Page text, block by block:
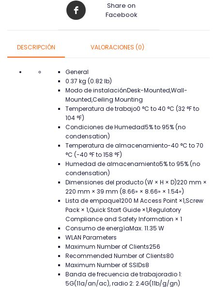
Share on
Facebook
DESCRIPCIÓN VALORACIONES (0)
General
0.37 kg (0.82 lb)
Modo de instalaciónDesk-Mounted,Wall-
Mounted,Ceiling Mounting
Temperatura de trabajo0 °C to 40 °C (32 °F to
104 °F)
Condiciones de Humedad5% to 95% (no
condensation)
Temperatura de almacenamiento-40 °C to 70
°C (-40 °F to 158 °F)
Humedad de almacenamiento5% to 95% (no
condensation)
Dimensiones del producto (W × H × D)220 mm ×
220 mm × 39 mm (8.66» × 8.66» × 1.54»)
Lista de empaque1200 M Access Point ×1,Screw
Pack × 1,Quick Start Guide ×1,Regulatory
Compliance and Safety Information × 1
Consumo de energíaMax. 11.35 W
WLAN Parameters
Maximum Number of Clients256
Recommended Number of Clients80
Maximum Number of SSIDs8
Banda de frecuencia de trabajoradio 1:
5G(11a/an/ac), radio 2: 2.4G(11b/g/gn)